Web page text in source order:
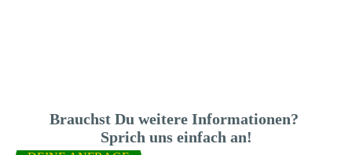
Brauchst Du weitere Informationen?
Sprich uns einfach an!